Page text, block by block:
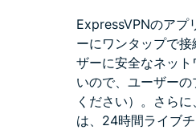
ExpressVPNのアプ
ーにワンタップで
ザーに安全なネッ
いので、ユーザー
ください）。さら
は、24時間ライブ